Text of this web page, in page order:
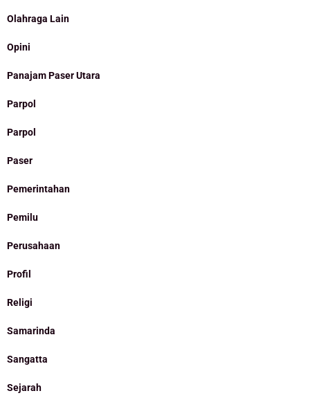
Olahraga Lain
Opini
Panajam Paser Utara
Parpol
Parpol
Paser
Pemerintahan
Pemilu
Perusahaan
Profil
Religi
Samarinda
Sangatta
Sejarah